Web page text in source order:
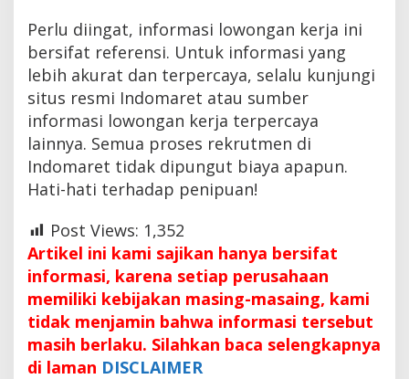
Perlu diingat, informasi lowongan kerja ini
bersifat referensi. Untuk informasi yang
lebih akurat dan terpercaya, selalu kunjungi
situs resmi Indomaret atau sumber
informasi lowongan kerja terpercaya
lainnya. Semua proses rekrutmen di
Indomaret tidak dipungut biaya apapun.
Hati-hati terhadap penipuan!
Post Views: 1,352
Artikel ini kami sajikan hanya bersifat
informasi, karena setiap perusahaan
memiliki kebijakan masing-masaing, kami
tidak menjamin bahwa informasi tersebut
masih berlaku. Silahkan baca selengkapnya
di laman DISCLAIMER